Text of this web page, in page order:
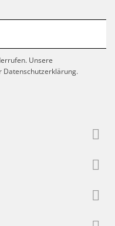
Unsere
Datenschutzerklärung.


